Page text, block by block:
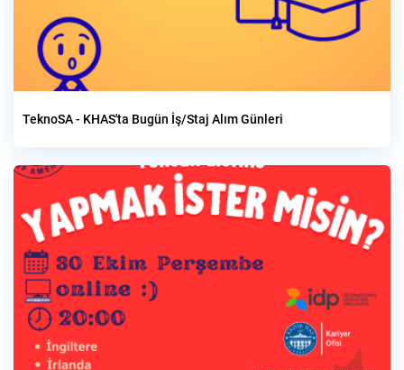
TeknoSA - KHAS'ta Bugün İş/Staj Alım Günleri